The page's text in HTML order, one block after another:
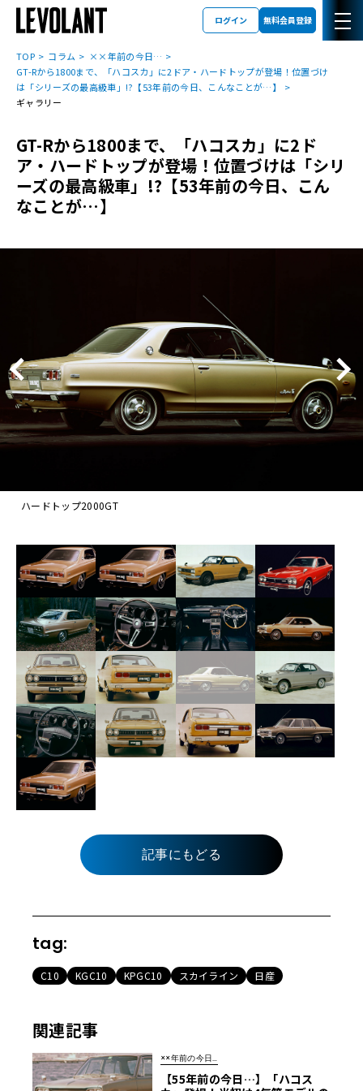
ログイン 無料会員登録
TOP コラム
××年前の今日…
GT-Rから1800まで、「ハコスカ」に2ドア・ハードトップが登場！位置づけ
は「シリーズの最高級車」!?【53年前の今日、こんなことが…】
ギャラリー
GT-Rから1800まで、「ハコスカ」に2ド
ア・ハードトップが登場！位置づけは「シリ
ーズの最高級車」!?【53年前の今日、こん
なことが…】
ハードトップ2000GT
記事にもどる
tag:
C10 KGC10 KPGC10 スカイライン 日産
関連記事
××年前の今日…
【55年前の今日…】「ハコス